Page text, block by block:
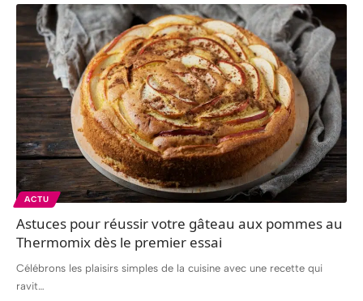
ACTU
Astuces pour réussir votre gâteau aux pommes au
Thermomix dès le premier essai
Célébrons les plaisirs simples de la cuisine avec une recette qui
ravit…